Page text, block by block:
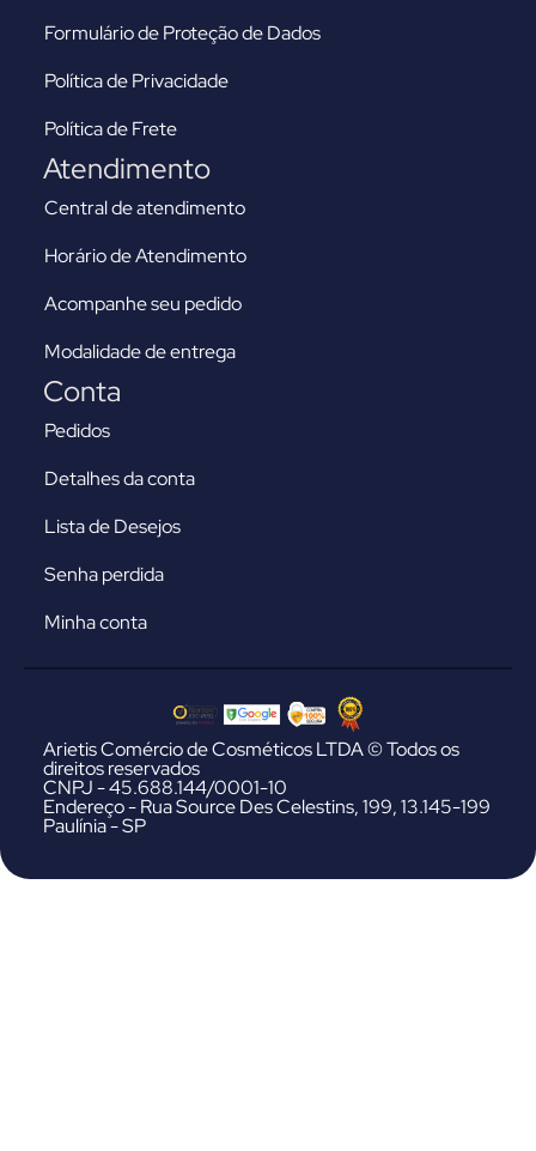
Formulário de Proteção de Dados
Política de Privacidade
Política de Frete
Atendimento
Central de atendimento
Horário de Atendimento
Acompanhe seu pedido
Modalidade de entrega
Conta
Pedidos
Detalhes da conta
Lista de Desejos
Senha perdida
Minha conta
Arietis Comércio de Cosméticos LTDA © Todos os
direitos reservados
CNPJ - 45.688.144/0001-10
Endereço - Rua Source Des Celestins, 199, 13.145-199
Paulínia - SP